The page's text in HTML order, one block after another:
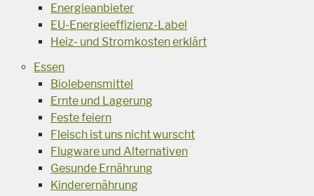
Energieanbieter
EU-Energieeffizienz-Label
Heiz- und Stromkosten erklärt
Essen
Biolebensmittel
Ernte und Lagerung
Feste feiern
Fleisch ist uns nicht wurscht
Flugware und Alternativen
Gesunde Ernährung
Kinderernährung